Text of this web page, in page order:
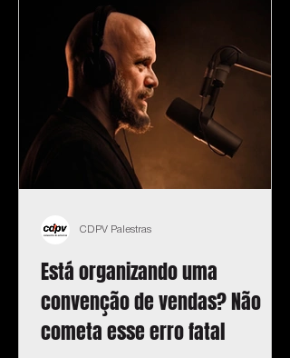
Está organizando uma
convenção de vendas? Não
cometa esse erro fatal
CDPV Palestras